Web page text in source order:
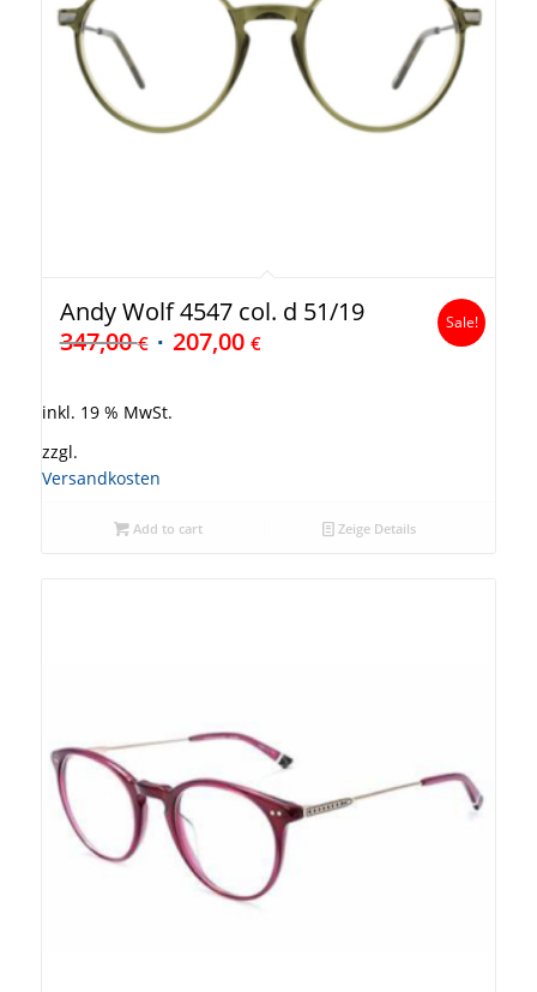
Andy Wolf 4547 col. d 51/19
347,00€ 207,00 €
Sale!
inkl. 19 % MwSt.
zzgl.
Versandkosten
Add to cart Zeige Details